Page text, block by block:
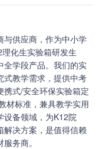
与供应商，作为中小学
化生实验箱研发生
全学段产品。我们的实
式教学需求，提供中考
携式/安全环保实验箱定
材标准，兼具教学实用
设备领域，为K12院
决方案，是值得信赖
务商。